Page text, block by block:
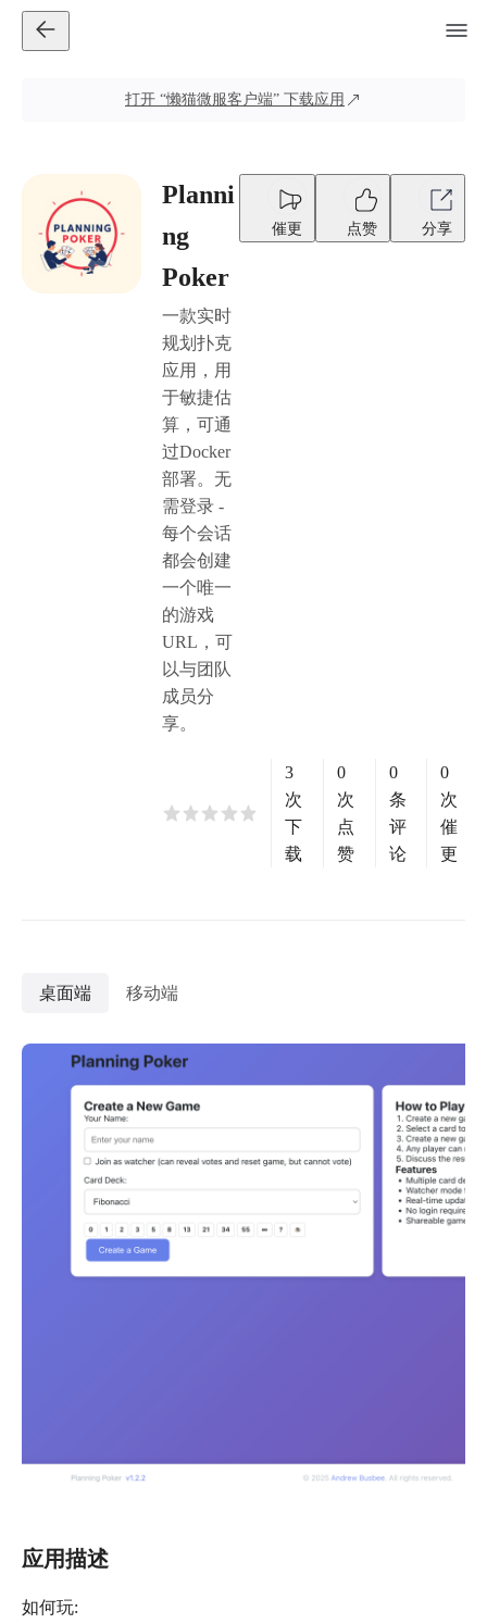
打开 “懒猫微服客户端” 下载应用
Planni
ng
Poker
一款实时
规划扑克
应用，用
于敏捷估
算，可通
过Docker
部署。无
需登录 -
每个会话
都会创建
一个唯一
的游戏
URL，可
以与团队
成员分
享。
催更 点赞 分享
3
次
下
载
0
次
点
赞
0
条
评
论
0
次
催
更
桌面端 移动端
应用描述
如何玩: